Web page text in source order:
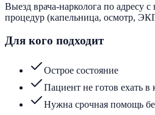
Выезд врача-нарколога по адресу
процедур (капельница, осмотр,
Для кого подходит
Острое состояние
Пациент не готов ехать в
Нужна срочная помощь